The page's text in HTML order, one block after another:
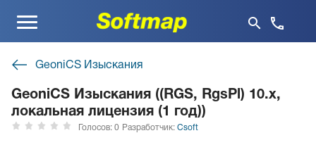
Меню
GeoniCS Изыскания
GeoniCS Изыскания ((RGS, RgsPl) 10.x,
локальная лицензия (1 год))
Голосов: 0 Разработчик: Csoft